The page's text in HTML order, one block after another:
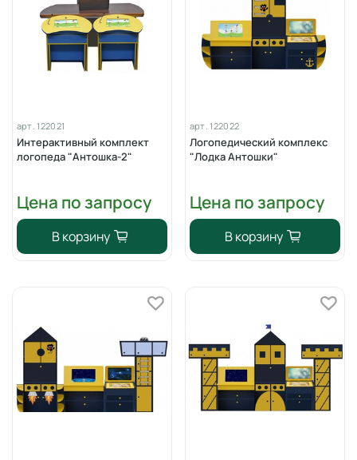
арт.122021
Интерактивный комплект
логопеда "Антошка-2"
Цена по запросу
В корзину
арт.122022
Логопедический комплекс
"Лодка Антошки"
Цена по запросу
В корзину